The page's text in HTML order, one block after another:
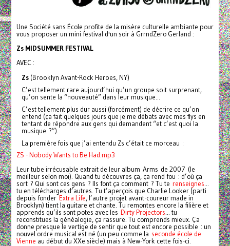
Une Société sans École profite de la misère culturelle ambiante pour
vous proposer un mini festival d'un soir à GrrndZero Gerland :
Zs MIDSUMMER FESTIVAL
AVEC :
Zs(Brooklyn Avant-Rock Heroes, NY)
C’est tellement rare aujourd’hui qu’un groupe soit surprenant,
qu’on sente la “nouveauté” dans leur musique...
C’est tellement plus dur aussi (forcément) de décrire ce qu’on
entend (ça fait quelques jours que je me débats avec mes flys en
tentant de répondre aux gens qui demandent “et c’est quoi la
musique ?”).
La première fois que j’ai entendu Zs c’était ce morceau :
ZS - Nobody Wants to Be Had.mp3
Leur tube irrécusable extrait de leur album Arms de 2007 (le
meilleur selon moi). Quand tu découvres ça, ça rend fou : d’où ça
sort ? Qui sont ces gens ? Ils font ça comment ? Tu te renseignes...
tu en télécharges d’autres. Tu t’aperçois que Charlie Looker (parti
depuis fonder Extra Life, l’autre projet avant-coureur made in
Brooklyn) tient la guitare et chante. Tu remontes encore la filière et
apprends qu’ils sont potes avec les Dirty Projectors... tu
reconstitues la généalogie, ça rassure. Tu comprends mieux. Ça
donne presque le vertige de sentir que tout est encore possible : un
nouvel ordre musical est né (un peu comme la seconde école de
Vienne au début du XXe siècle) mais à New-York cette fois-ci.